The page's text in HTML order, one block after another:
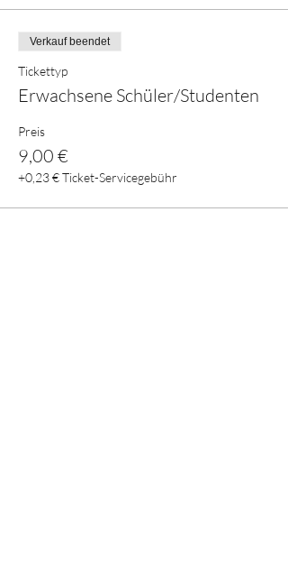
Verkauf beendet
Tickettyp
Erwachsene Schüler/Studenten
Preis
9,00 €
+0,23 € Ticket-Servicegebühr